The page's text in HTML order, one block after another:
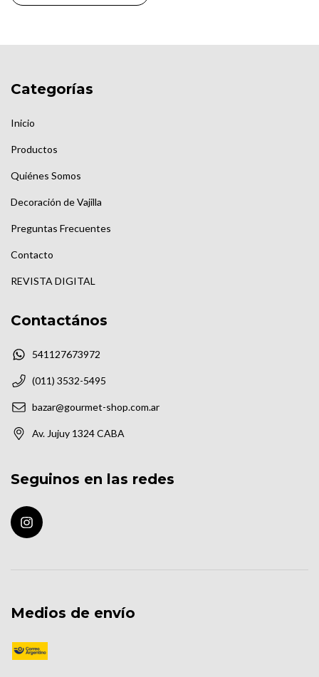
Categorías
Inicio
Productos
Quiénes Somos
Decoración de Vajilla
Preguntas Frecuentes
Contacto
REVISTA DIGITAL
Contactános
541127673972
(011) 3532-5495
bazar@gourmet-shop.com.ar
Av. Jujuy 1324 CABA
Seguinos en las redes
Medios de envío